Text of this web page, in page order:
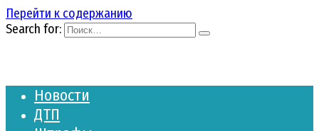
Перейти к содержанию
Search for:
Новости
ДТП